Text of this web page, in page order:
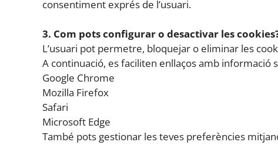
consentiment exprés de l’usuari.
3. Com pots configurar o desactivar les
L’usuari pot permetre, bloquejar o eliminar les
A continuació, es faciliten enllaços amb informació
Google Chrome
Mozilla Firefox
Safari
Microsoft Edge
També pots gestionar les teves preferències